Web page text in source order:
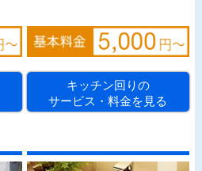
キッチン回りの
サービス・料金を見る